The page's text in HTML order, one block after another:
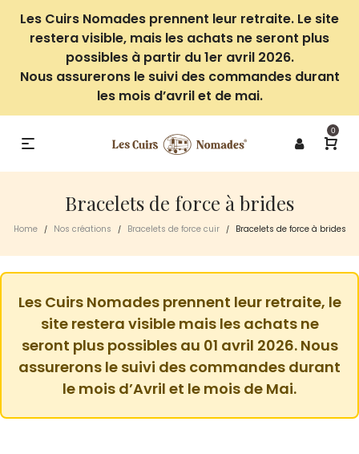
Les Cuirs Nomades prennent leur retraite. Le site
restera visible, mais les achats ne seront plus
possibles à partir du 1er avril 2026.
Nous assurerons le suivi des commandes durant
les mois d’avril et de mai.
0
Bracelets de force à brides
Home / Nos créations / Bracelets de force cuir / Bracelets de force à brides
Les Cuirs Nomades prennent leur retraite, le
site restera visible mais les achats ne
seront plus possibles au 01 avril 2026. Nous
assurerons le suivi des commandes durant
le mois d’Avril et le mois de Mai.